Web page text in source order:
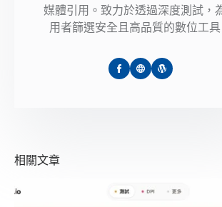
媒體引用。致力於透過深度測試，
用者篩選安全且高品質的數位工具
相關文章